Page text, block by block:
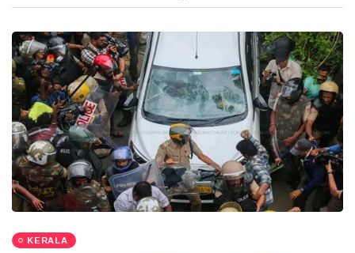
KERALA